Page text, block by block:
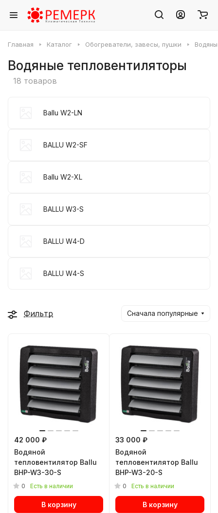
Главная Каталог Обогреватели, завесы, пушки
Водяные тепловентиляторы
18 товаров
Ballu W2-LN
BALLU W2-SF
Ballu W2-XL
BALLU W3-S
BALLU W4-D
BALLU W4-S
Фильтр Сначала популярные
42 000 ₽
Водяной
тепловентилятор Ballu
BHP-W3-30-S
0 Есть в наличии
В корзину
33 000 ₽
Водяной
тепловентилятор Ballu
BHP-W3-20-S
0 Есть в наличии
В корзину